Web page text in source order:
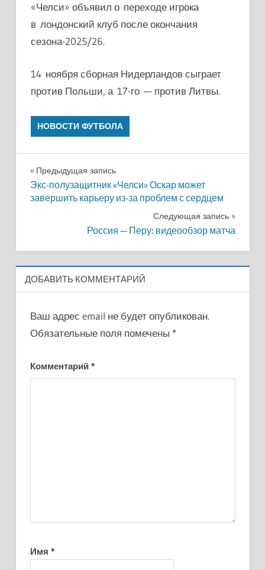
«Челси» объявил о переходе игрока
в лондонский клуб после окончания
сезона-2025/26.
14 ноября сборная Нидерландов сыграет
против Польши, а 17-го — против Литвы.
НОВОСТИ ФУТБОЛА
Навигация
по
Предыдущая запись
Экс-полузащитник «Челси» Оскар может
завершить карьеру из-за проблем с сердцем
Следующая запись
Россия — Перу: видеообзор матча
ДОБАВИТЬ КОММЕНТАРИЙ
Ваш адрес email не будет опубликован.
Обязательные поля помечены *
Комментарий *
Имя *